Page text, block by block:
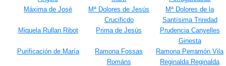
Máxima de José
Mª Dolores de Jesús
Crucificdo
Mª Dolores de la
Santísima Trinidad
Miquela Rullan Ribot
Prima de Jesús
Prudencia Canyelles
Ginesta
Purificación de María
Ramona Fossas
Románs
Ramona Perramón Vila
Reginalda Reginalda